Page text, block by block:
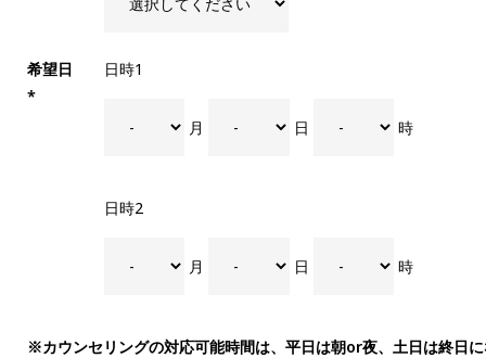
希望日
*
日時1
月 日 時
日時2
月 日 時
※カウンセリングの対応可能時間は、平日は朝or夜、土日は終日